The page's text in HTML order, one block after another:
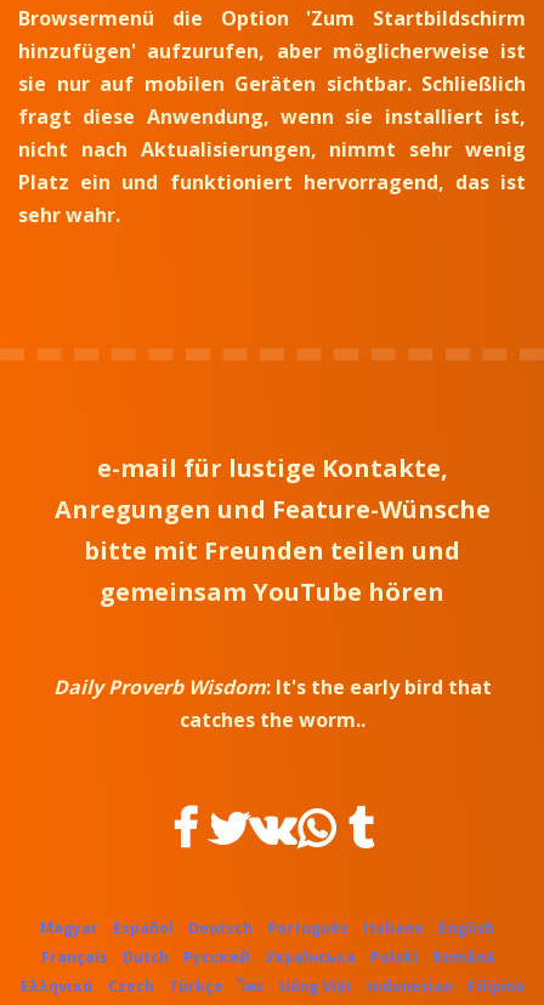
Browsermenü die Option 'Zum Startbildschirm
hinzufügen' aufzurufen, aber möglicherweise ist
sie nur auf mobilen Geräten sichtbar. Schließlich
fragt diese Anwendung, wenn sie installiert ist,
nicht nach Aktualisierungen, nimmt sehr wenig
Platz ein und funktioniert hervorragend, das ist
sehr wahr.
e-mail für lustige Kontakte,
Anregungen und Feature-Wünsche
bitte mit Freunden teilen und
gemeinsam YouTube hören
Daily Proverb Wisdom: It's the early bird that
catches the worm..
Magyar Español Deutsch Português Italiano
English
Français
Dutch Русский Українська Polski
Română
Ελληνικά
Czech Türkçe ไทย tiếng Việt Indonesian Filipino